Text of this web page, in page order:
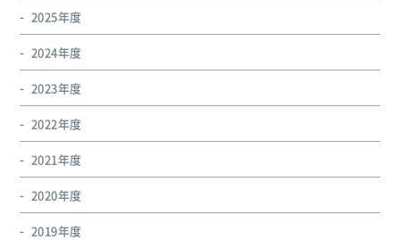
2025年度
2024年度
2023年度
2022年度
2021年度
2020年度
2019年度